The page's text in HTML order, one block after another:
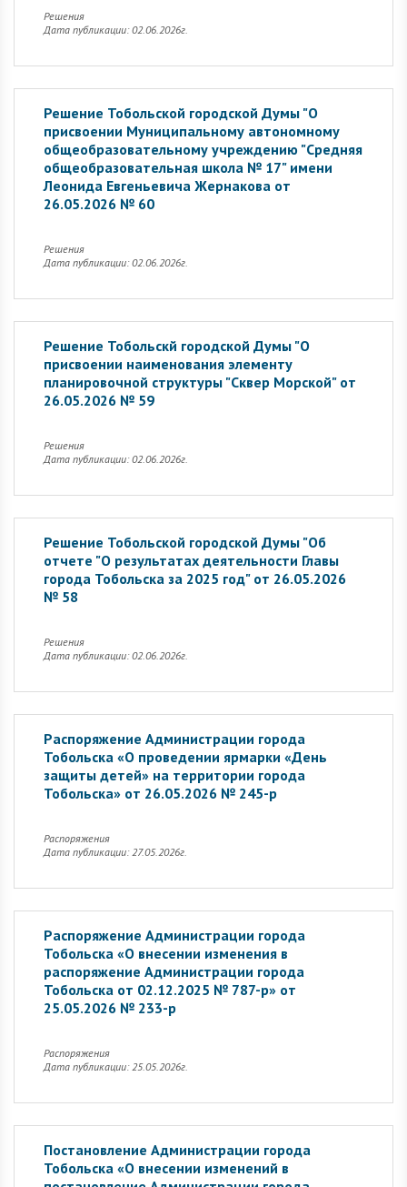
Решения
Дата публикации: 02.06.2026г.
Решение Тобольской городской Думы "О
присвоении Муниципальному автономному
общеобразовательному учреждению "Средняя
общеобразовательная школа № 17" имени
Леонида Евгеньевича Жернакова от
26.05.2026 № 60
Решения
Дата публикации: 02.06.2026г.
Решение Тобольскй городской Думы "О
присвоении наименования элементу
планировочной структуры "Сквер Морской" от
26.05.2026 № 59
Решения
Дата публикации: 02.06.2026г.
Решение Тобольской городской Думы "Об
отчете "О результатах деятельности Главы
города Тобольска за 2025 год" от 26.05.2026
№ 58
Решения
Дата публикации: 02.06.2026г.
Распоряжение Администрации города
Тобольска «О проведении ярмарки «День
защиты детей» на территории города
Тобольска» от 26.05.2026 № 245-р
Распоряжения
Дата публикации: 27.05.2026г.
Распоряжение Администрации города
Тобольска «О внесении изменения в
распоряжение Администрации города
Тобольска от 02.12.2025 № 787-р» от
25.05.2026 № 233-р
Распоряжения
Дата публикации: 25.05.2026г.
Постановление Администрации города
Тобольска «О внесении изменений в